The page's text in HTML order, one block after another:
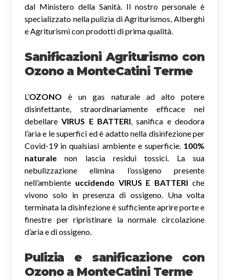
dal Ministero della Sanità. Il nostro personale è
specializzato nella pulizia di Agriturismos, Alberghi
e Agriturismi con prodotti di prima qualità.
Sanificazioni Agriturismo con
Ozonoa MonteCatini Terme
L’OZONO è un gas naturale ad alto potere
disinfettante, straordinariamente efficace nel
debellareVIRUS E BATTERI, sanifica e deodora
l’aria e le superfici ed è adatto nella disinfezione per
Covid-19 in qualsiasi ambiente e superficie. 100%
naturale non lascia residui tossici. La sua
nebulizzazione elimina l’ossigeno presente
nell’ambiente uccidendo VIRUS E BATTERI che
vivono solo in presenza di ossigeno. Una volta
terminata la disinfezione è sufficiente aprire porte e
finestre per ripristinare la normale circolazione
d’aria e di ossigeno.
Pulizia e sanificazione con
Ozono a MonteCatini Terme